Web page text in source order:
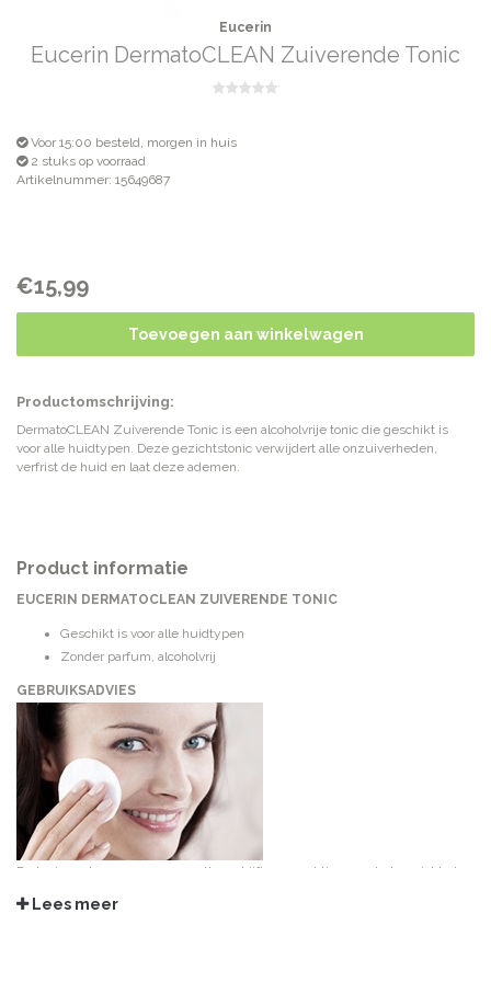
Eucerin
Eucerin DermatoCLEAN Zuiverende Tonic
Voor 15:00 besteld, morgen in huis
2 stuks op voorraad
Artikelnummer: 15649687
€15,99
Toevoegen aan winkelwagen
Productomschrijving:
DermatoCLEAN Zuiverende Tonic is een alcoholvrije tonic die geschikt is
voor alle huidtypen. Deze gezichtstonic verwijdert alle onzuiverheden,
verfrist de huid en laat deze ademen.
Product informatie
EUCERIN DERMATOCLEAN ZUIVERENDE TONIC
Geschikt is voor alle huidtypen
Zonder parfum, alcoholvrij
GEBRUIKSADVIES
De tonic aanbrengen op een wattenschijfje en zachtjes over het gezicht, de
keel en het decolleté wrijven om uw huid voor te bereiden op een maximale
Lees meer